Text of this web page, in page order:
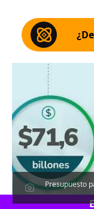
Presupuesto